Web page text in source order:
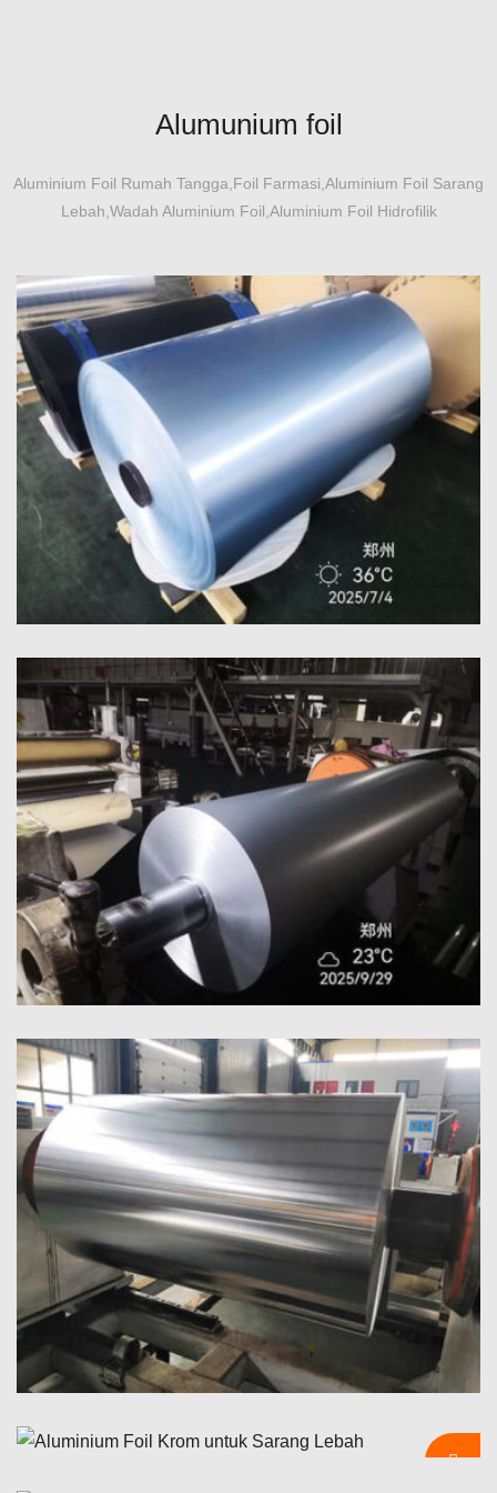
dapat diolah dengan panas dalam seri aluminium-tembaga-
Alumunium foil
Aluminium Foil Rumah Tangga,Foil Farmasi,Aluminium Foil Sarang
Lebah,Wadah Aluminium Foil,Aluminium Foil Hidrofilik
Gulungan Aluminium Foil Dilapisi PE
Gulungan aluminium foil berlapis PE berkualitas tinggi
menawarkan perlindungan permukaan yang sangat baik,
ketahanan terhadap kelembaban, dan kinerja yang andal untuk
pengemasan dan isolasi.
Aluminium Foil Kemasan Blister Farmasi
Temukan aluminium foil kemasan melepuh farmasi dengan
kelembapan unggul, oksigen, dan perlindungan cahaya. Ideal
untuk aman, stabil, dan kemasan obat yang sesuai.
8021 Aluminium Foil Pembentuk Dingin